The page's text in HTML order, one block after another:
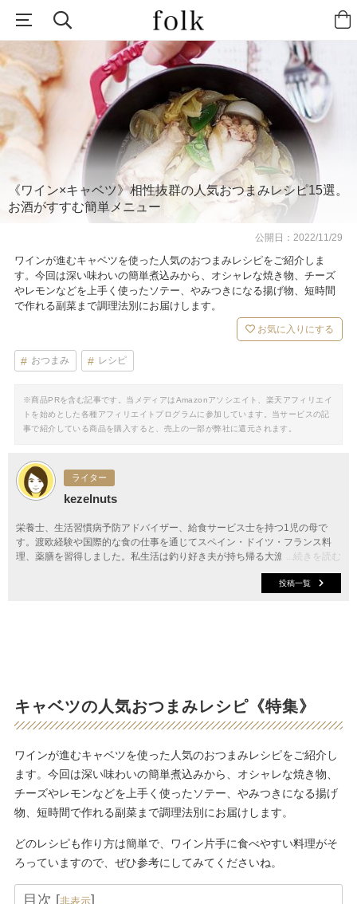
《ワイン×キャベツ》相性抜群の人気おつまみレシピ15選。
お酒がすすむ簡単メニュー
公開日：2022/11/29
ワインが進むキャベツを使った人気のおつまみレシピをご紹介しま
す。今回は深い味わいの簡単煮込みから、オシャレな焼き物、チーズ
やレモンなどを上手く使ったソテー、やみつきになる揚げ物、短時間
で作れる副菜まで調理法別にお届けします。
お気に入りにする
おつまみ レシピ
※商品PRを含む記事です。当メディアはAmazonアソシエイト、楽天アフィリエイ
トを始めとした各種アフィリエイトプログラムに参加しています。当サービスの記
事で紹介している商品を購入すると、売上の一部が弊社に還元されます。
ライター
kezelnuts
...続きを読む
栄養士、生活習慣病予防アドバイザー、給食サービス士を持つ1児の母で
す。渡欧経験や国際的な食の仕事を通じてスペイン・ドイツ・フランス料
理、薬膳を習得しました。私生活は釣り好き夫が持ち帰る大漁の魚を捌くう
投稿一覧
キャベツの人気おつまみレシピ《特集》
ワインが進むキャベツを使った人気のおつまみレシピをご紹介し
ます。今回は深い味わいの簡単煮込みから、オシャレな焼き物、
チーズやレモンなどを上手く使ったソテー、やみつきになる揚げ
物、短時間で作れる副菜まで調理法別にお届けします。
どのレシピも作り方は簡単で、ワイン片手に食べやすい料理がそ
ろっていますので、ぜひ参考にしてみてくださいね。
目次 [非表示]